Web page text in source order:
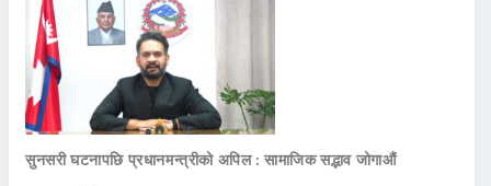
सुनसरी घटनापछि प्रधानमन्त्रीको अपिल : सामाजिक सद्भाव जोगाऔं